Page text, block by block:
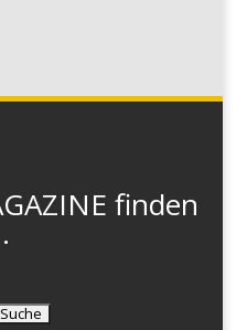
finden